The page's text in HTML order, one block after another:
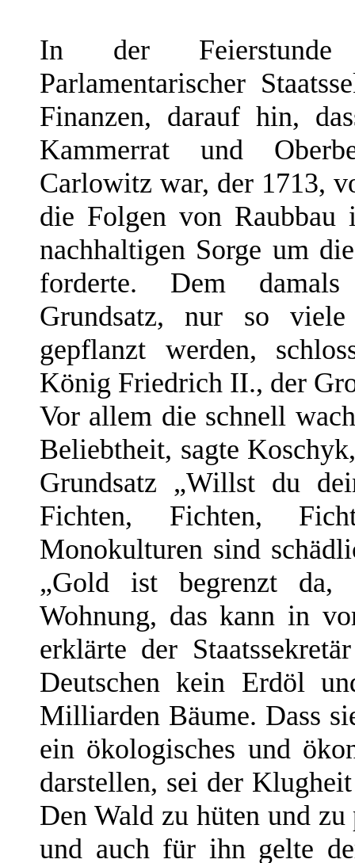
In der
Parlamentarischer
Finanzen, darauf hin,
Kammerrat und
Carlowitz war, der 1713,
die Folgen von Raubbau
nachhaltigen Sorge um
forderte. Dem damals
Grundsatz, nur so
gepflanzt werden,
König Friedrich II., der
Vor allem die schnell
Beliebtheit, sagte
Grundsatz „Willst du
Fichten, Fichten,
Monokulturen sind
„Gold ist begrenzt
Wohnung, das kann in
erklärte der
Deutschen kein Erdöl
Milliarden Bäume. Dass
ein ökologisches und
darstellen, sei der
Den Wald zu hüten und
und auch für ihn gelte